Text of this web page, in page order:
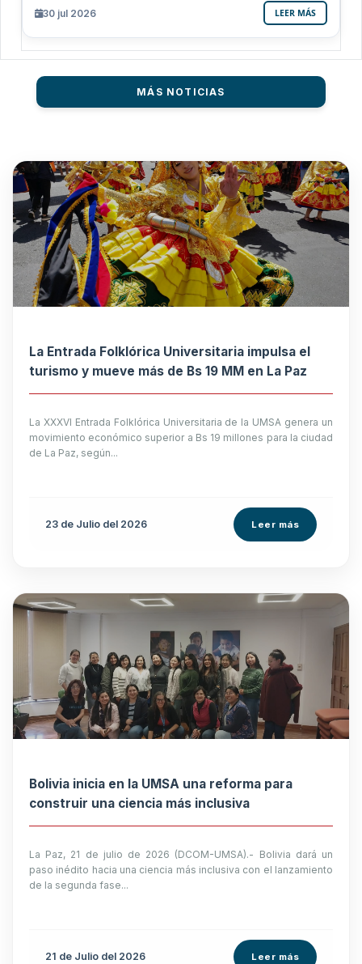
30 jul 2026 LEER MÁS
MÁS NOTICIAS
La Entrada Folklórica Universitaria impulsa el
turismo y mueve más de Bs 19 MM en La Paz
La XXXVI Entrada Folklórica Universitaria de la UMSA genera un
movimiento económico superior a Bs 19 millones para la ciudad
de La Paz, según...
23 de Julio del 2026 Leer más
Bolivia inicia en la UMSA una reforma para
construir una ciencia más inclusiva
La Paz, 21 de julio de 2026 (DCOM-UMSA).- Bolivia dará un
paso inédito hacia una ciencia más inclusiva con el lanzamiento
de la segunda fase...
21 de Julio del 2026 Leer más